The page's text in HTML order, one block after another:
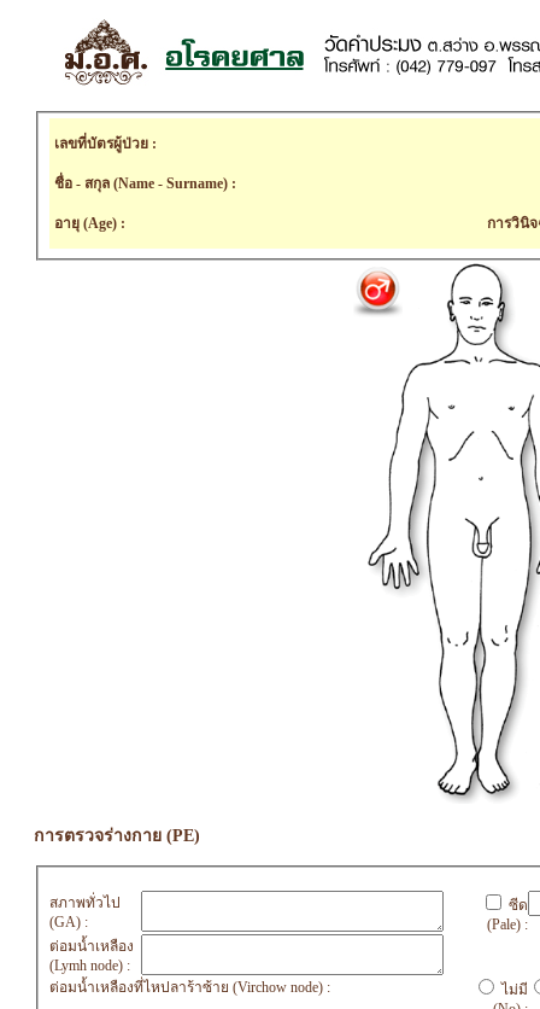
เลขที่บัตรผู้ป่วย :
ชื่อ - สกุล (Name - Surname) :
อายุ (Age) : การวินิ
การตรวจร่างกาย (PE)
สภาพทั่วไป
(GA) :
ซีด
(Pale) :
ต่อมน้ำเหลือง
(Lymh node) :
ต่อมน้ำเหลืองที่ไหปลาร้าซ้าย (Virchow node) :
ไม่มี